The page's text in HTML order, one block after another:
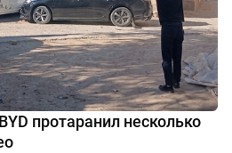
протаранил несколько